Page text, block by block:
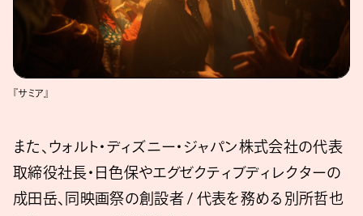
『サミア』
また、ウォルト・ディズニー・ジャパン株式会社の代表
取締役社長・日色保やエグゼクティブディレクターの
成田岳、同映画祭の創設者 / 代表を務める別所哲也